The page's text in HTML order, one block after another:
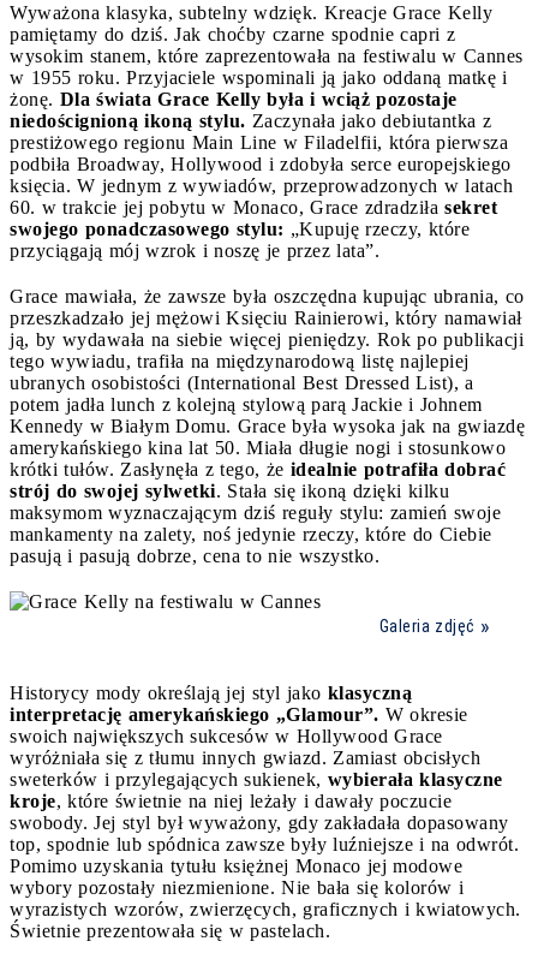
Wyważona klasyka, subtelny wdzięk. Kreacje Grace Kelly
pamiętamy do dziś. Jak choćby czarne spodnie capri z
wysokim stanem, które zaprezentowała na festiwalu w Cannes
w 1955 roku. Przyjaciele wspominali ją jako oddaną matkę i
żonę. Dla świata Grace Kelly była i wciąż pozostaje
niedoścignioną ikoną stylu. Zaczynała jako debiutantka z
prestiżowego regionu Main Line w Filadelfii, która pierwsza
podbiła Broadway, Hollywood i zdobyła serce europejskiego
księcia. W jednym z wywiadów, przeprowadzonych w latach
60. w trakcie jej pobytu w Monaco, Grace zdradziła sekret
swojego ponadczasowego stylu: „Kupuję rzeczy, które
przyciągają mój wzrok i noszę je przez lata”.
Grace mawiała, że zawsze była oszczędna kupując ubrania, co
przeszkadzało jej mężowi Księciu Rainierowi, który namawiał
ją, by wydawała na siebie więcej pieniędzy. Rok po publikacji
tego wywiadu, trafiła na międzynarodową listę najlepiej
ubranych osobistości (International Best Dressed List), a
potem jadła lunch z kolejną stylową parą Jackie i Johnem
Kennedy w Białym Domu. Grace była wysoka jak na gwiazdę
amerykańskiego kina lat 50. Miała długie nogi i stosunkowo
krótki tułów. Zasłynęła z tego, że idealnie potrafiła dobrać
strój do swojej sylwetki. Stała się ikoną dzięki kilku
maksymom wyznaczającym dziś reguły stylu: zamień swoje
mankamenty na zalety, noś jedynie rzeczy, które do Ciebie
pasują i pasują dobrze, cena to nie wszystko.
Galeria zdjęć
Historycy mody określają jej styl jako klasyczną
interpretację amerykańskiego „Glamour”. W okresie
swoich największych sukcesów w Hollywood Grace
wyróżniała się z tłumu innych gwiazd. Zamiast obcisłych
sweterków i przylegających sukienek, wybierała klasyczne
kroje, które świetnie na niej leżały i dawały poczucie
swobody. Jej styl był wyważony, gdy zakładała dopasowany
top, spodnie lub spódnica zawsze były luźniejsze i na odwrót.
Pomimo uzyskania tytułu księżnej Monaco jej modowe
wybory pozostały niezmienione. Nie bała się kolorów i
wyrazistych wzorów, zwierzęcych, graficznych i kwiatowych.
Świetnie prezentowała się w pastelach.